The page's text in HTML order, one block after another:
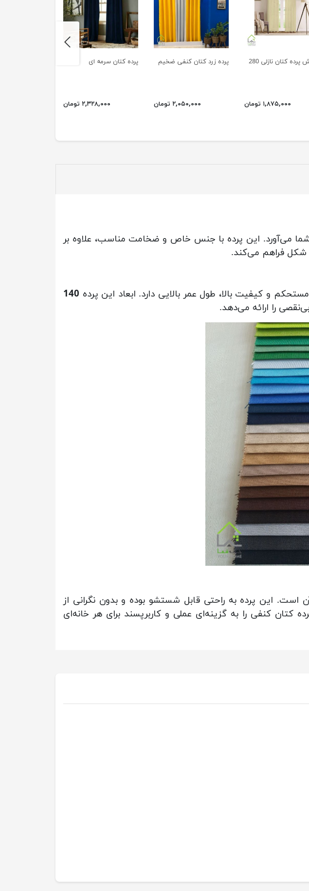
پرده کتان نازلی 280
۱,۸۷۵,۰۰۰ تومان
پرده زرد کتان کنفی ضخیم
۲,۰۵۰,۰۰۰ تومان
پرده کتان سرمه ای
۲,۳۲۸,۰۰۰ تومان
next
شما می‌آورد. این پرده با جنس خاص و ضخامت مناسب، علاوه بر
شکل فراهم می‌کند.
و کیفیت بالا، طول عمر بالایی دارد. ابعاد این پرده 140
را ارائه می‌دهد.
این پرده به راحتی قابل شستشو بوده و بدون نگرانی از
کتان کنفی را به گزینه‌ای عملی و کاربرپسند برای هر خانه‌ای